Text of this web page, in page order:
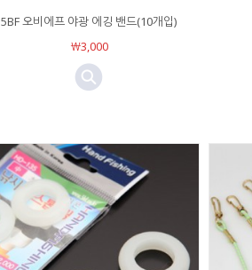
5BF 오비에프 야광 에깅 밴드(10개입)
￦3,000